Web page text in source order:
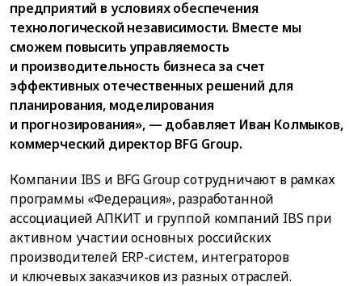
предприятий в условиях обеспечения
технологической независимости. Вместе мы
сможем повысить управляемость
и производительность бизнеса за счет
эффективных отечественных решений для
планирования, моделирования
и прогнозирования», — добавляет Иван Колмыков,
коммерческий директор BFG Group.
Компании IBS и BFG Group сотрудничают в рамках
программы «Федерация», разработанной
ассоциацией АПКИТ и группой компаний IBS при
активном участии основных российских
производителей ERP-систем, интеграторов
и ключевых заказчиков из разных отраслей.